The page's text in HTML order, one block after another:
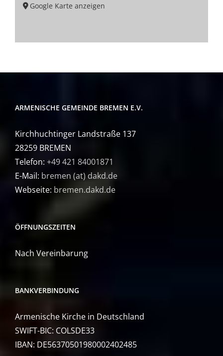
Google Karte anzeigen
ARMENISCHE GEMEINDE BREMEN E.V.
Kirchhuchtinger Landstraße 137
28259 BREMEN
Telefon: +49 421 84001871
E-Mail: bremen (at) dakd.de
Webseite: bremen.dakd.de
ÖFFNUNGSZEITEN
Nach Vereinbarung
BANKVERBINDUNG
Armenische Kirche in Deutschland
SWIFT-BIC: COLSDE33
IBAN: DE56370501980002402485